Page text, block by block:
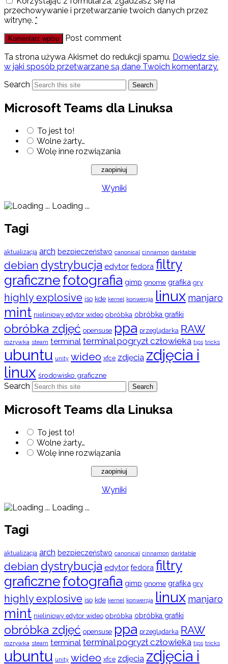
przechowywanie i przetwarzanie twoich danych przez
witrynę. *
Post comment
Ta strona używa Akismet do redukcji spamu. Dowiedz się,
w jaki sposób przetwarzane są dane Twoich komentarzy.
Search
Search
Microsoft Teams dla Linuksa
To jest to!
Wolne żarty…
Wolę inne rozwiązania
Wyniki
Loading ...
Tagi
aktualizacja arch bezpieczeństwo canonical cinnamon darktable
debian dystrybucja edytor fedora filtry
graficznefotografia gimp gnome grafika gry
highly explosive iso kde kernel konwersja linux manjaro
mint nieliniowy edytor wideo obróbka obróbka grafiki
obróbka zdjęć opensuse ppa przeglądarka RAW
rozrywka steam terminal terminal pogryzł człowieka tips tricks
ubuntu unity wideo xfce zdjęcia zdjęcia i
linux środowisko graficzne
Search Search
Microsoft Teams dla Linuksa
To jest to!
Wolne żarty…
Wolę inne rozwiązania
Wyniki
Loading ...
Tagi
aktualizacja arch bezpieczeństwo canonical cinnamon darktable
debian dystrybucja edytor fedora filtry
graficznefotografia gimp gnome grafika gry
highly explosive iso kde kernel konwersja linux manjaro
mint nieliniowy edytor wideo obróbka obróbka grafiki
obróbka zdjęć opensuse ppa przeglądarka RAW
rozrywka steam terminal terminal pogryzł człowieka tips tricks
ubuntu unity wideo xfce zdjęcia zdjęcia i